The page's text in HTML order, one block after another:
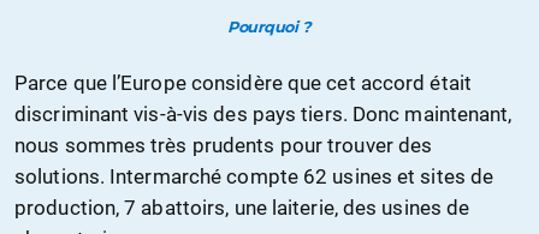
Pourquoi ?
Parce que l’Europe considère que cet accord était
discriminant vis-à-vis des pays tiers. Donc maintenant,
nous sommes très prudents pour trouver des
solutions. Intermarché compte 62 usines et sites de
production, 7 abattoirs, une laiterie, des usines de